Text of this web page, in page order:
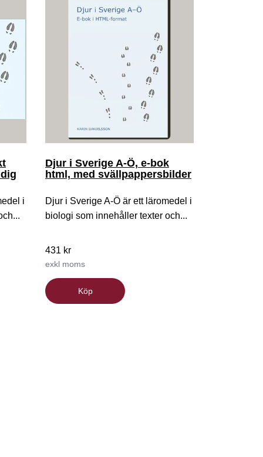
i
Djur i Sverige A-Ö, e-bok
html, med svällpappersbilder
Djur i Sverige A-Ö är ett läromedel i
biologi som innehåller texter och...
431 kr
exkl moms
Köp